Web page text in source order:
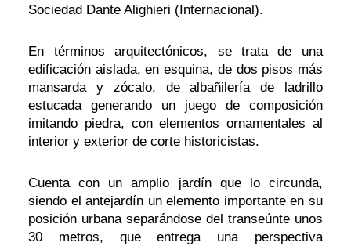
Sociedad Dante Alighieri (Internacional).
En términos arquitectónicos, se trata de una
edificación aislada, en esquina, de dos pisos más
mansarda y zócalo, de albañilería de ladrillo
estucada generando un juego de composición
imitando piedra, con elementos ornamentales al
interior y exterior de corte historicistas.
Cuenta con un amplio jardín que lo circunda,
siendo el antejardín un elemento importante en su
posición urbana separándose del transeúnte unos
30 metros, que entrega una perspectiva